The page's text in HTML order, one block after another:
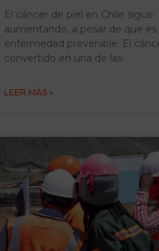
El cáncer de piel en Chile sigue
aumentando, a pesar de que es
enfermedad prevenible. El
convertido en una de las
LEER MÁS »